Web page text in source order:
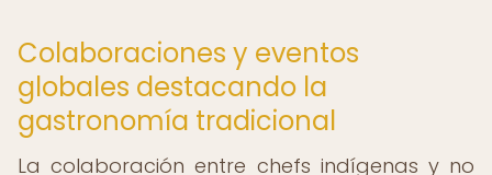
Colaboraciones y eventos
globales destacando la
gastronomía tradicional
La colaboración entre chefs indígenas y no